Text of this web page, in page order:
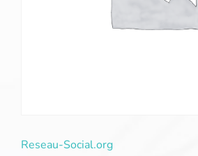
Reseau-Social.org